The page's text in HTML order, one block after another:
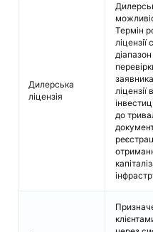
Дилерська
ліцензія
Термін
до